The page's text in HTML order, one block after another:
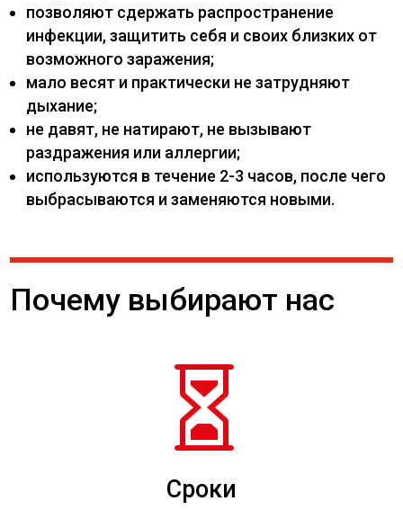
позволяют сдержать распространение
инфекции, защитить себя и своих близких от
возможного заражения;
мало весят и практически не затрудняют
дыхание;
не давят, не натирают, не вызывают
раздражения или аллергии;
используются в течение 2-3 часов, после чего
выбрасываются и заменяются новыми.
Почему выбирают нас

Сроки